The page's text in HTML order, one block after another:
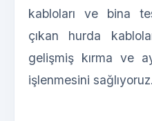
kabloları ve bina
çıkan hurda
gelişmiş kırma ve
işlenmesini sağlıyoruz.